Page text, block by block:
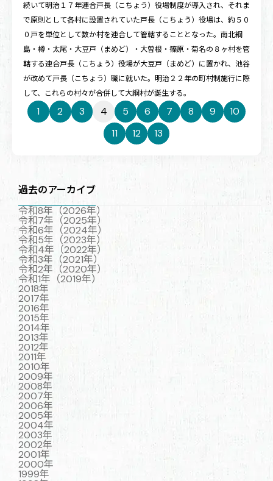
続いて明治１７年連合戸長（こちょう）役場制度が導入され、それま
で原則として各村に設置されていた戸長（こちょう）役場は、約５０
０戸を単位として数か村を連合して管轄することとなった。南北綱
島・樽・太尾・大豆戸（まめど）・大曽根・篠原・菊名の８ヶ村を管
轄する連合戸長（こちょう）役場が大豆戸（まめど）に置かれ、池谷
が改めて戸長（こちょう）職に就いた。明治２２年の町村制施行に際
して、これらの村々が合併して大綱村が誕生する。
1 2 3 4 5 6 7 8 9
10
11
12 13
過去のアーカイブ
令和8年（2026年）
令和7年（2025年）
令和6年（2024年）
令和5年（2023年）
令和4年（2022年）
令和3年（2021年）
令和2年（2020年）
令和1年（2019年）
2018年
2017年
2016年
2015年
2014年
2013年
2012年
2011年
2010年
2009年
2008年
2007年
2006年
2005年
2004年
2003年
2002年
2001年
2000年
1999年